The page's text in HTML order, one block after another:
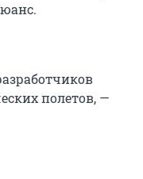
полетов, —